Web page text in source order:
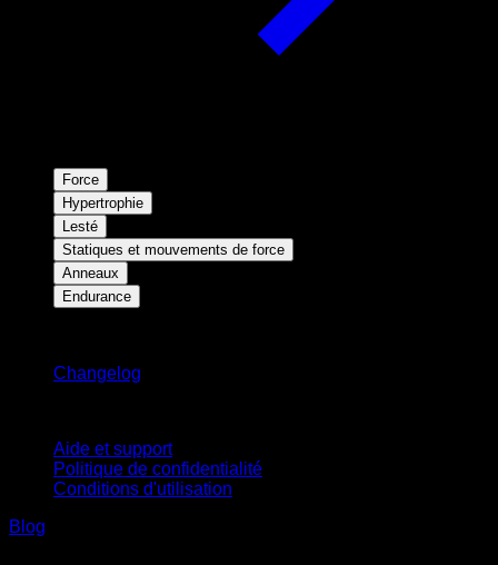
Force
Hypertrophie
Lesté
Statiques et mouvements de force
Anneaux
Endurance
Changelog
Aide et support
Politique de confidentialité
Conditions d'utilisation
Blog